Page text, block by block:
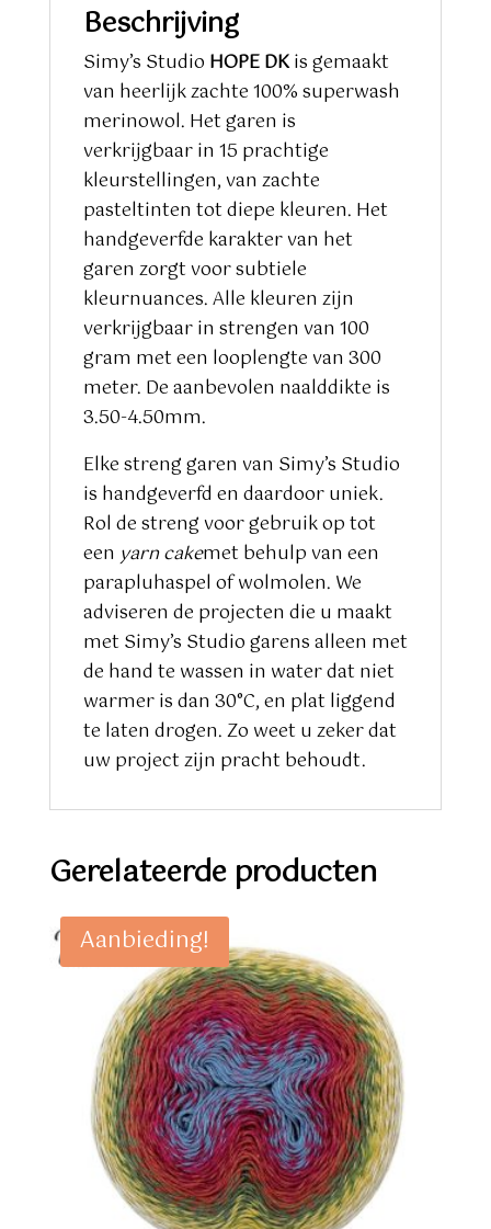
Beschrijving
Simy’s Studio HOPE DKis gemaakt
van heerlijk zachte 100% superwash
merinowol. Het garen is
verkrijgbaar in 15 prachtige
kleurstellingen, van zachte
pasteltinten tot diepe kleuren. Het
handgeverfde karakter van het
garen zorgt voor subtiele
kleurnuances. Alle kleuren zijn
verkrijgbaar in strengen van 100
gram met een looplengte van 300
meter. De aanbevolen naalddikte is
3.50-4.50mm.
Elke streng garen van Simy’s Studio
is handgeverfd en daardoor uniek.
Rol de streng voor gebruik op tot
een yarn cakemet behulp van een
parapluhaspel of wolmolen. We
adviseren de projecten die u maakt
met Simy’s Studio garens alleen met
de hand te wassen in water dat niet
warmer is dan 30°C, en plat liggend
te laten drogen. Zo weet u zeker dat
uw project zijn pracht behoudt.
Gerelateerde producten
Aanbieding!